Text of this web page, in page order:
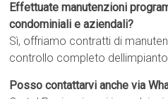
Effettuate manutenzioni
condominiali e aziendali?
Sì, offriamo contratti di
controllo completo
Posso contattarvi anche via